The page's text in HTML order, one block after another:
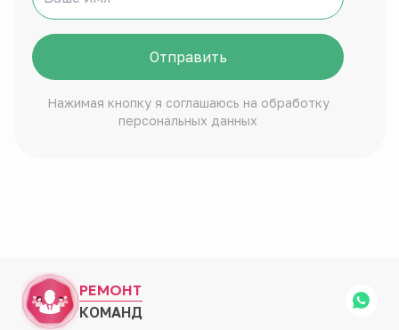
Отправить
Нажимая кнопку я соглашаюсь на обработку
персональных данных
РЕМОНТ
КОМАНД